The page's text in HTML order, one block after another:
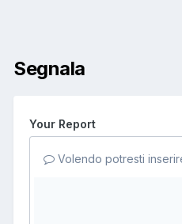
Segnala
Your Report
Volendo potresti